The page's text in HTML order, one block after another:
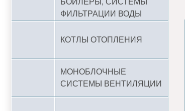
БОЙЛЕРЫ, СИСТЕМЫ
ФИЛЬТРАЦИИ ВОДЫ
КОТЛЫ ОТОПЛЕНИЯ
МОНОБЛОЧНЫЕ
СИСТЕМЫ ВЕНТИЛЯЦИИ